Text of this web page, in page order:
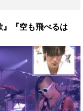
』『空も飛べるは